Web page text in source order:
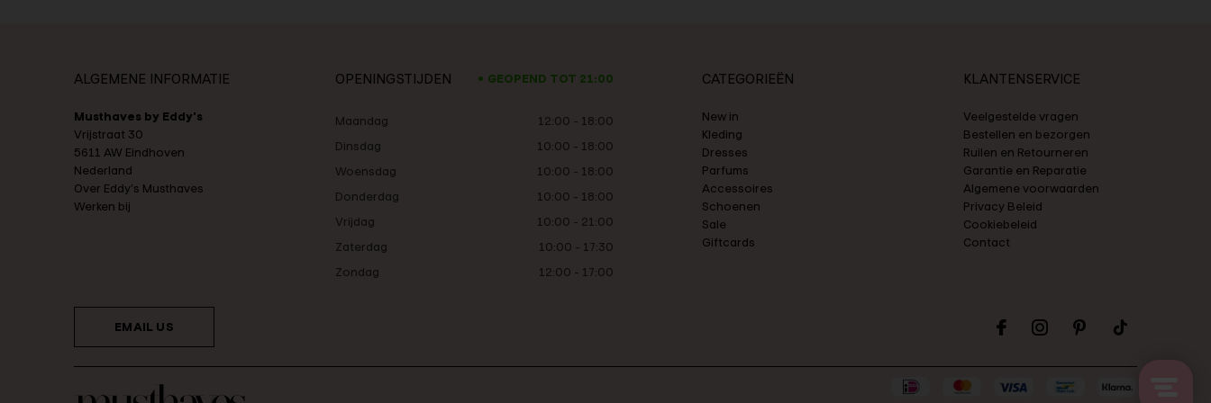
ALGEMENE INFORMATIE
Musthaves by Eddy's
Vrijstraat 30
5611 AW Eindhoven
Nederland
Over Eddy's Musthaves
Werken bij
OPENINGSTIJDEN GEOPEND TOT 21:00
Maandag
12:00 - 18:00
Dinsdag
10:00 - 18:00
Woensdag
10:00 - 18:00
Donderdag
10:00 - 18:00
Vrijdag
10:00 - 21:00
Zaterdag
10:00 - 17:30
Zondag
12:00 - 17:00
CATEGORIEËN
New in
Kleding
Dresses
Parfums
Accessoires
Schoenen
Sale
Giftcards
KLANTENSERVICE
Veelgestelde vragen
Bestellen en bezorgen
Ruilen en Retourneren
Garantie en Reparatie
Algemene voorwaarden
Privacy Beleid
Cookiebeleid
Contact
EMAIL US